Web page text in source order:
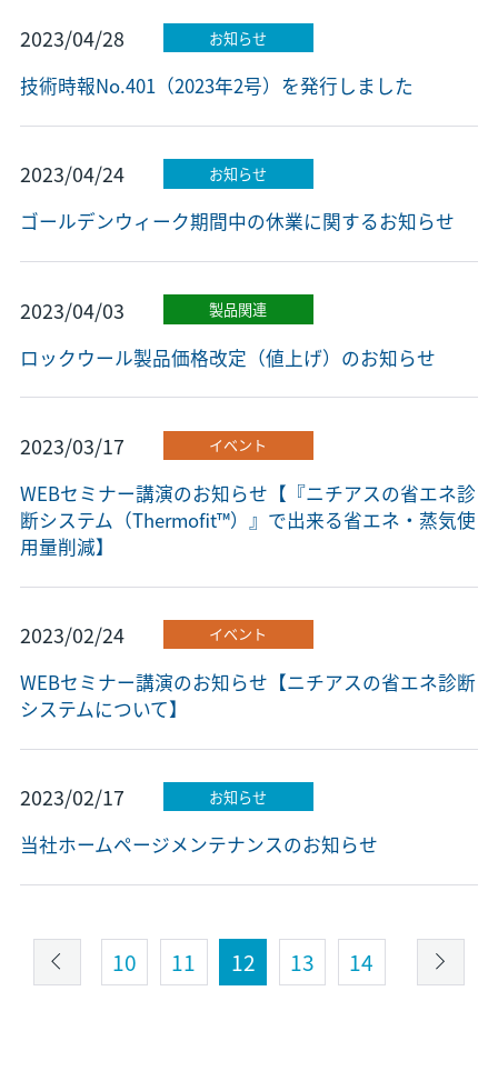
2023/04/28 お知らせ
技術時報No.401（2023年2号）を発行しました
2023/04/24 お知らせ
ゴールデンウィーク期間中の休業に関するお知らせ
2023/04/03 製品関連
ロックウール製品価格改定（値上げ）のお知らせ
2023/03/17 イベント
WEBセミナー講演のお知らせ【『ニチアスの省エネ診
断システム（Thermofit™）』で出来る省エネ・蒸気使
用量削減】
2023/02/24 イベント
WEBセミナー講演のお知らせ【ニチアスの省エネ診断
システムについて】
2023/02/17 お知らせ
当社ホームページメンテナンスのお知らせ
10 11 12 13 14